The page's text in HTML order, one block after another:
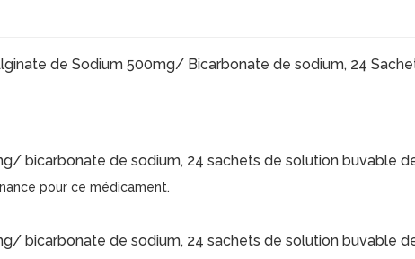
de Sodium 500mg/ Bicarbonate de sodium, 24
bicarbonate de sodium, 24 sachets de solution buvable
pour ce médicament.
bicarbonate de sodium, 24 sachets de solution buvable